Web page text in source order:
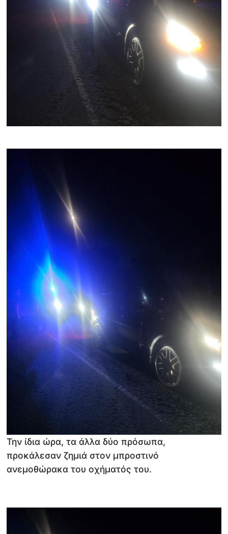
Την ίδια ώρα, τα άλλα δύο πρόσωπα,
προκάλεσαν ζημιά στον μπροστινό
ανεμοθώρακα του οχήματός του.